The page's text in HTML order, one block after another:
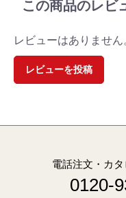
この商品のレビ
レビューはありません
レビューを投稿
電話注文・カ
0120-